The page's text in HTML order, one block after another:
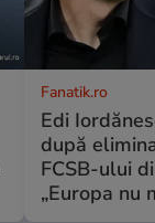
Fanatik.ro
Edi
după
FCSB-ului
„Europa nu